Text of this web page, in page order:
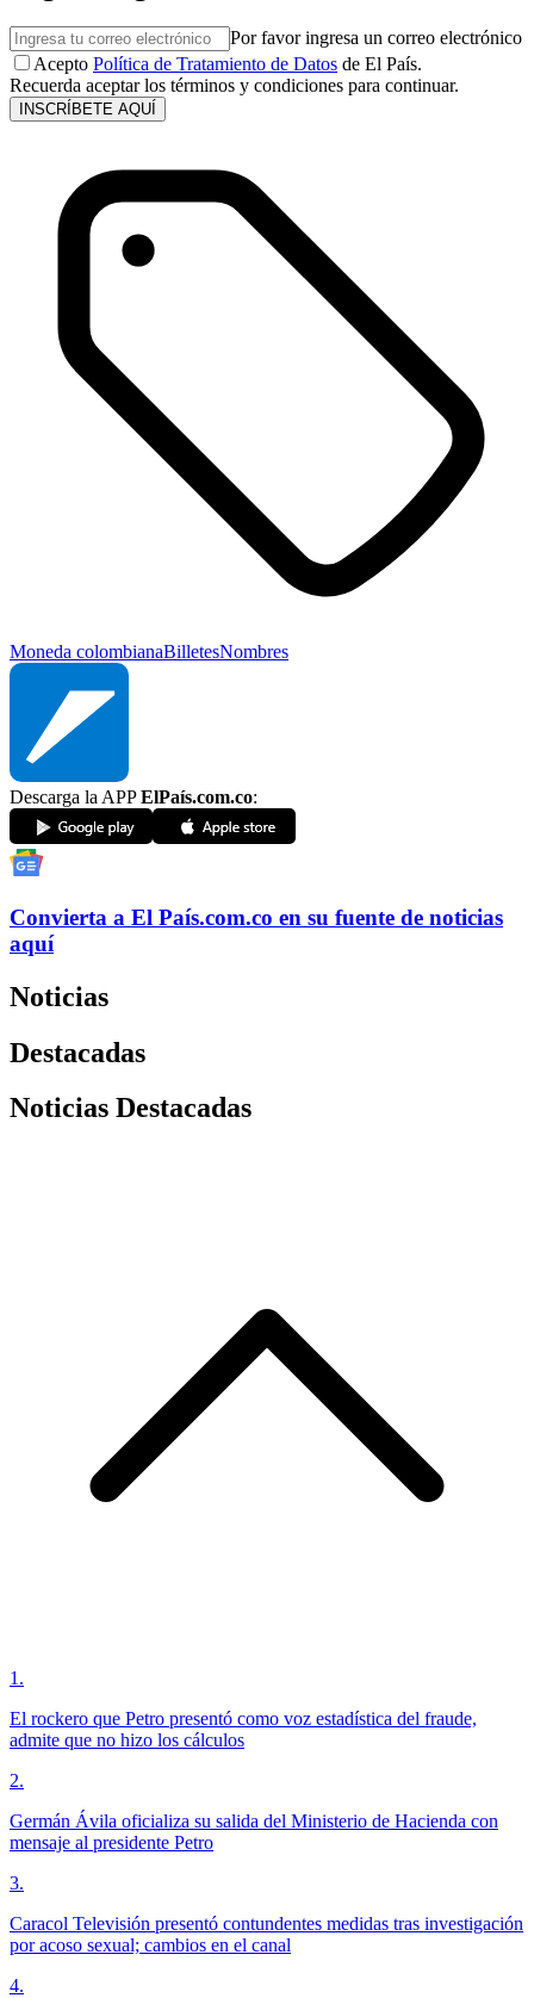
Por favor ingresa un correo electrónico
Acepto Política de Tratamiento de Datos de El País.
Recuerda aceptar los términos y condiciones para continuar.
INSCRÍBETE AQUÍ
Moneda colombianaBilletesNombres
Descarga la APPElPaís.com.co:
Convierta a El País.com.co en su fuente de noticias
aquí
Noticias
Destacadas
Noticias Destacadas
1 .
El rockero que Petro presentó como voz estadística del fraude,
admite que no hizo los cálculos
2.
Germán Ávila oficializa su salida del Ministerio de Hacienda con
mensaje al presidente Petro
3.
Caracol Televisión presentó contundentes medidas tras investigación
por acoso sexual; cambios en el canal
4.